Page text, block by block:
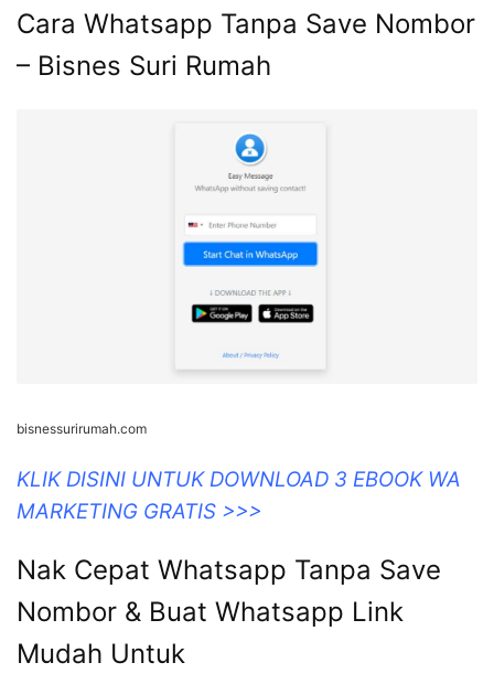
Cara Whatsapp Tanpa Save Nombor
– Bisnes Suri Rumah
bisnessurirumah.com
KLIK DISINI UNTUK DOWNLOAD 3 EBOOK WA
MARKETING GRATIS >>>
Nak Cepat Whatsapp Tanpa Save
Nombor & Buat Whatsapp Link
Mudah Untuk